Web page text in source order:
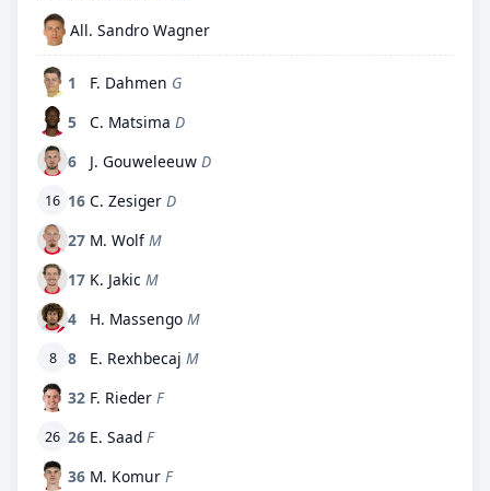
All. Sandro Wagner
1 F. Dahmen G
5
C. Matsima D
6
J. Gouweleeuw D
16 16 C. Zesiger D
27 M. Wolf M
17 K. Jakic M
4
H. Massengo M
8 8 E. Rexhbecaj M
32 F. Rieder F
26 26 E. Saad F
36 M. Komur F